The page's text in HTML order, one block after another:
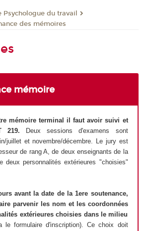
Psychologue du travail
des mémoires
mémoire
mémoire terminal il faut avoir suivi et
219. Deux sessions d'examens sont
juillet et novembre/décembre. Le jury est
de rang A, de deux enseignants de la
deux personnalités extérieures "choisies"
avant la date de la 1ere soutenance,
parvenir les nom et les coordonnées
extérieures choisies dans le milieu
le formulaire d'inscription). Ce choix doit